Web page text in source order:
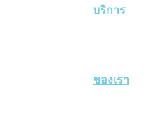
บริการ
ของเรา